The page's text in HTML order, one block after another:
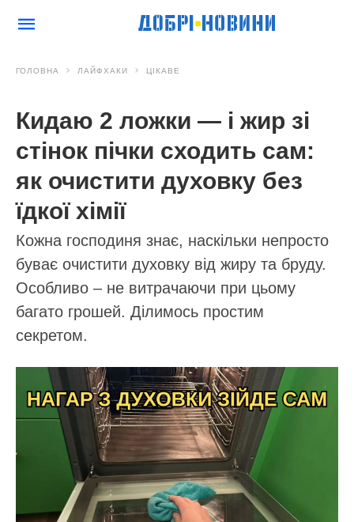
ГОЛОВНА ЛАЙФХАКИ ЦІКАВЕ
Кидаю 2 ложки — і жир зі
стінок пічки сходить сам:
як очистити духовку без
їдкої хімії
Кожна господиня знає, наскільки непросто
буває очистити духовку від жиру та бруду.
Особливо – не витрачаючи при цьому
багато грошей. Ділимось простим
секретом.